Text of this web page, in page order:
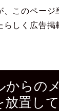
、このペー
らしく広告掲
からの
放置し